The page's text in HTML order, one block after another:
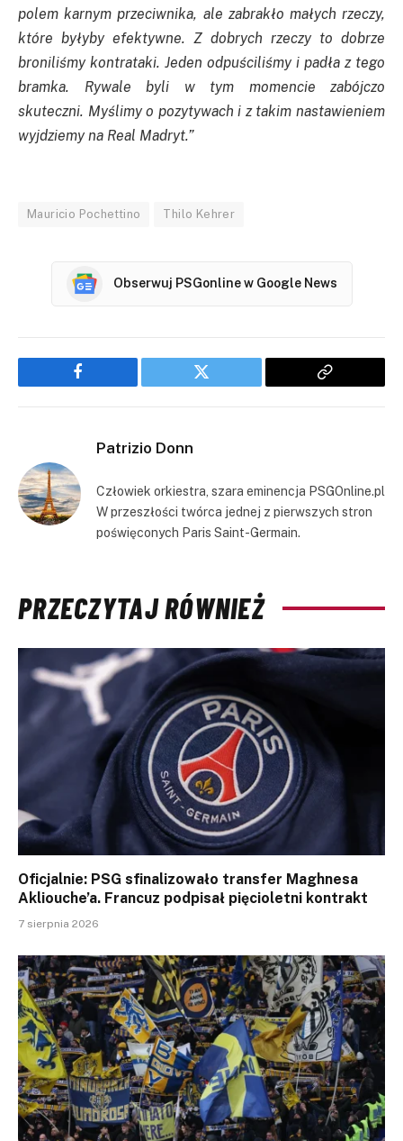
polem karnym przeciwnika, ale zabrakło małych rzeczy,
które byłyby efektywne. Z dobrych rzeczy to dobrze
broniliśmy kontrataki. Jeden odpuściliśmy i padła z tego
bramka. Rywale byli w tym momencie zabójczo
skuteczni. Myślimy o pozytywach i z takim nastawieniem
wyjdziemy na Real Madryt.”
Mauricio Pochettino Thilo Kehrer
Obserwuj PSGonline w Google News
Facebook Twitter
Copy
Patrizio Donn
Człowiek orkiestra, szara eminencja PSGOnline.pl
W przeszłości twórca jednej z pierwszych stron
poświęconych Paris Saint-Germain.
PRZECZYTAJ RÓWNIEŻ
Oficjalnie: PSG sfinalizowało transfer Maghnesa
Akliouche’a. Francuz podpisał pięcioletni kontrakt
7 sierpnia 2026